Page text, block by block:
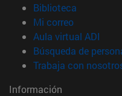
Biblioteca
Mi correo(abre en
Aula virtual ADI
Búsqueda de
Trabaja con
Información